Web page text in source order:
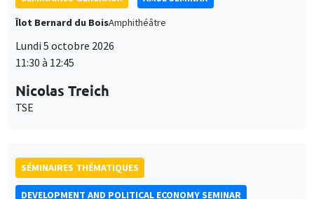
Îlot Bernard du BoisAmphithéâtre
Lundi 5 octobre 2026
11:30 à 12:45
Nicolas Treich
TSE
SÉMINAIRES THÉMATIQUES
DEVELOPMENT AND POLITICAL ECONOMY SEMINAR